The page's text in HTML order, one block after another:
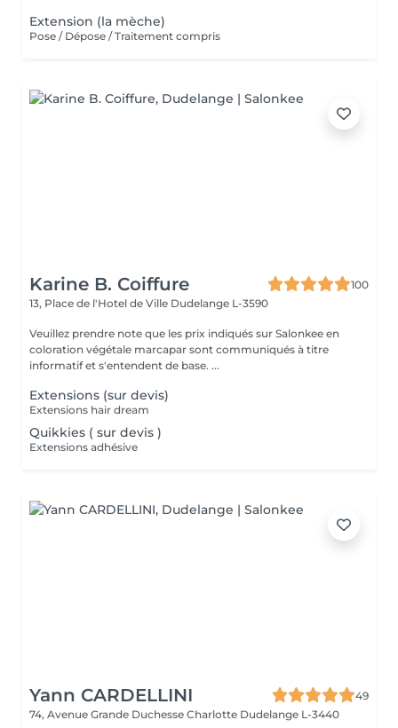
Extension (la mèche)
Pose / Dépose / Traitement compris
Karine B. Coiffure
100
13, Place de l'Hotel de Ville Dudelange L-3590
Veuillez prendre note que les prix indiqués sur Salonkee en
coloration végétale marcapar sont communiqués à titre
informatif et s'entendent de base. ...
Extensions (sur devis)
Extensions hair dream
Quikkies ( sur devis )
Extensions adhésive
Yann CARDELLINI
49
74, Avenue Grande Duchesse Charlotte Dudelange L-3440